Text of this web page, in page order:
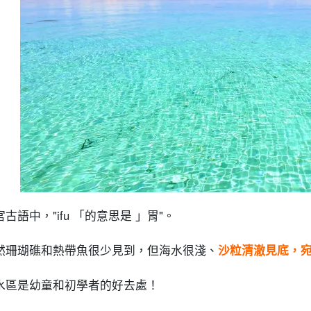
古語中，"ifu 「的意思是 」胃"。
珊瑚礁和熱帶魚很少見到，但海水很淺、 沙粒清澈見底，
區是幼童和初學者的好去處！